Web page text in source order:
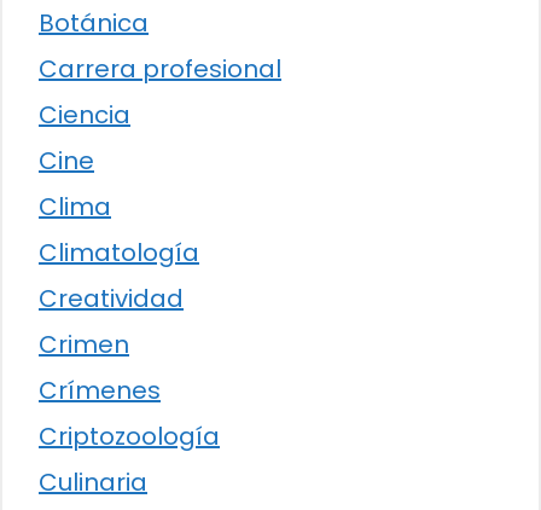
Botánica
Carrera profesional
Ciencia
Cine
Clima
Climatología
Creatividad
Crimen
Crímenes
Criptozoología
Culinaria